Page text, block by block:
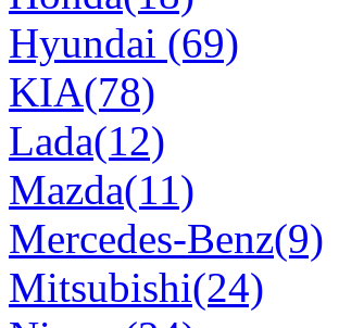
Hyundai (69)
KIA(78)
Lada(12)
Mazda(11)
Mercedes-Benz(9)
Mitsubishi(24)